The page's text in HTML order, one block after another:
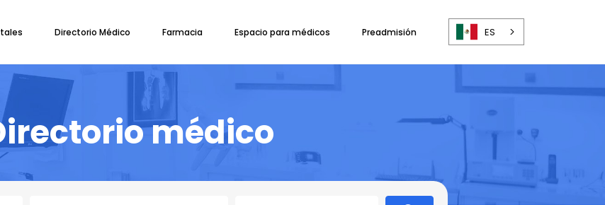
Directorio Médico Farmacia Espacio para médicos Preadmisión ES
médico